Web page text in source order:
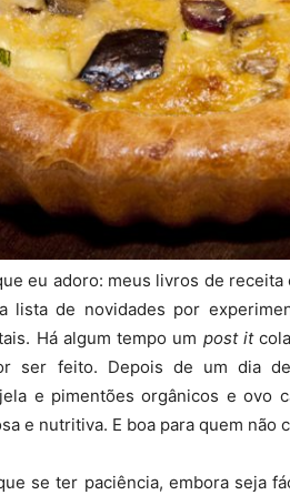
eu adoro: meus livros de
lista de novidades por
Há algum tempo um post it
ser feito. Depois de um dia
e pimentões orgânicos e ovo
e nutritiva. E boa para quem não
se ter paciência, embora seja